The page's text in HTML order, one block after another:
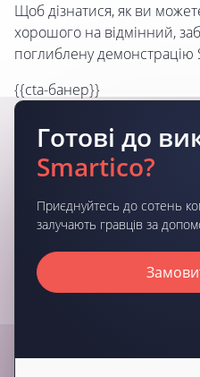
Щоб дізнатися, як ви
хорошого на відмінний,
поглиблену
{{cta-банер}}
Готові до
Smartico?
Приєднуйтесь до сотень
залучають гравців за